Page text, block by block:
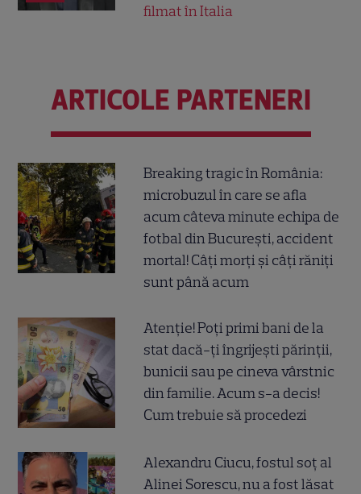
filmat în Italia
ARTICOLE PARTENERI
Breaking tragic în România:
microbuzul în care se afla
acum câteva minute echipa de
fotbal din București, accident
mortal! Câți morți și câți răniți
sunt până acum
Atenție! Poți primi bani de la
stat dacă-ți îngrijești părinții,
bunicii sau pe cineva vârstnic
din familie. Acum s-a decis!
Cum trebuie să procedezi
Alexandru Ciucu, fostul soț al
Alinei Sorescu, nu a fost lăsat